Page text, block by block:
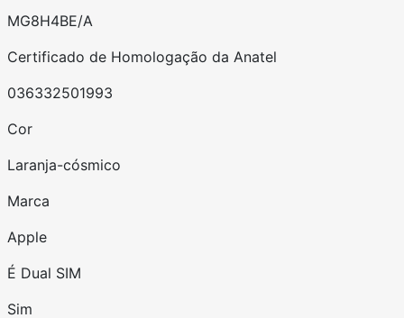
MG8H4BE/A
Certificado de Homologação da Anatel
036332501993
Cor
Laranja-cósmico
Marca
Apple
É Dual SIM
Sim